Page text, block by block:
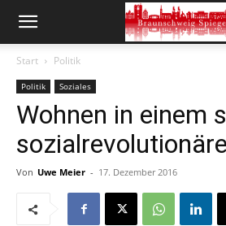
Start Politik
Politik Soziales
Wohnen in einem
Von Uwe Meier - 17. Dezember 2016